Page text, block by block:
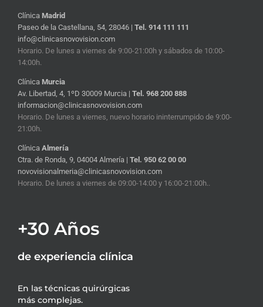
Clínica Madrid
Paseo de la Castellana, 54, 28046 | Tel. 914 111 111
info@clinicasnovovision.com
Horario. De lunes a viernes de 9:00-21:00h y sábados de 10:00-
14:00h.
Clínica Murcia
Av. Libertad, 4, 1ºD 30009 Murcia | Tel. 968 200 888
informacion@clinicasnovovision.com
Horario. De lunes a viernes, nuevo horario ininterrumpido de 9:00-
21:00h.
Clínica Almería
Ctra. de Ronda, 9, 04004 Almería | Tel. 950 62 00 00
novovisionalmeria@clinicasnovovision.com
Horario. De lunes a viernes de 09:00-14:00 y 16:00-21:00h..
+30 Años
de experiencia clínica
En las técnicas quirúrgicas
más complejas.